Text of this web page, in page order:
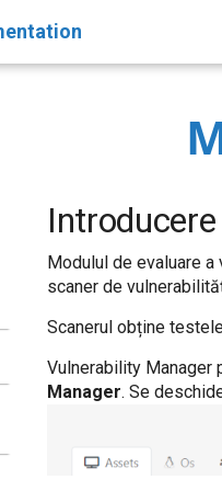
Introducere
Modulul de evaluare
scaner de
Scanerul obține
Vulnerability Manager
Manager. Se